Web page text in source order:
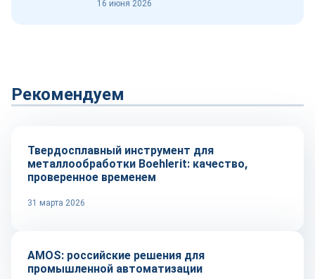
16 июня 2026
Рекомендуем
Оборудование и инструмент
Твердосплавный инструмент для
металлообработки Boehlerit: качество,
проверенное временем
31 марта 2026
Автоматизация
AMOS: российские решения для
промышленной автоматизации